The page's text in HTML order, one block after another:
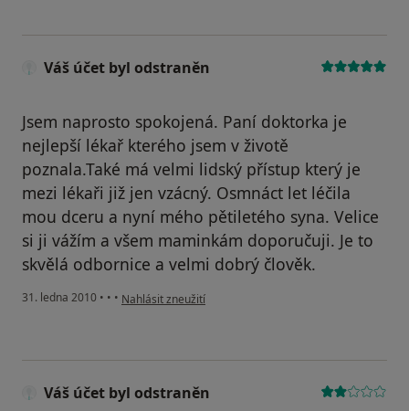
Váš účet byl odstraněn
Jsem naprosto spokojená. Paní doktorka je
nejlepší lékař kterého jsem v životě
poznala.Také má velmi lidský přístup který je
mezi lékaři již jen vzácný. Osmnáct let léčila
mou dceru a nyní mého pětiletého syna. Velice
si ji vážím a všem maminkám doporučuji. Je to
skvělá odbornice a velmi dobrý člověk.
31. ledna 2010 • • • podle názoru uživatele Váš účet byl odstraněn
Nahlásit zneužití
Váš účet byl odstraněn